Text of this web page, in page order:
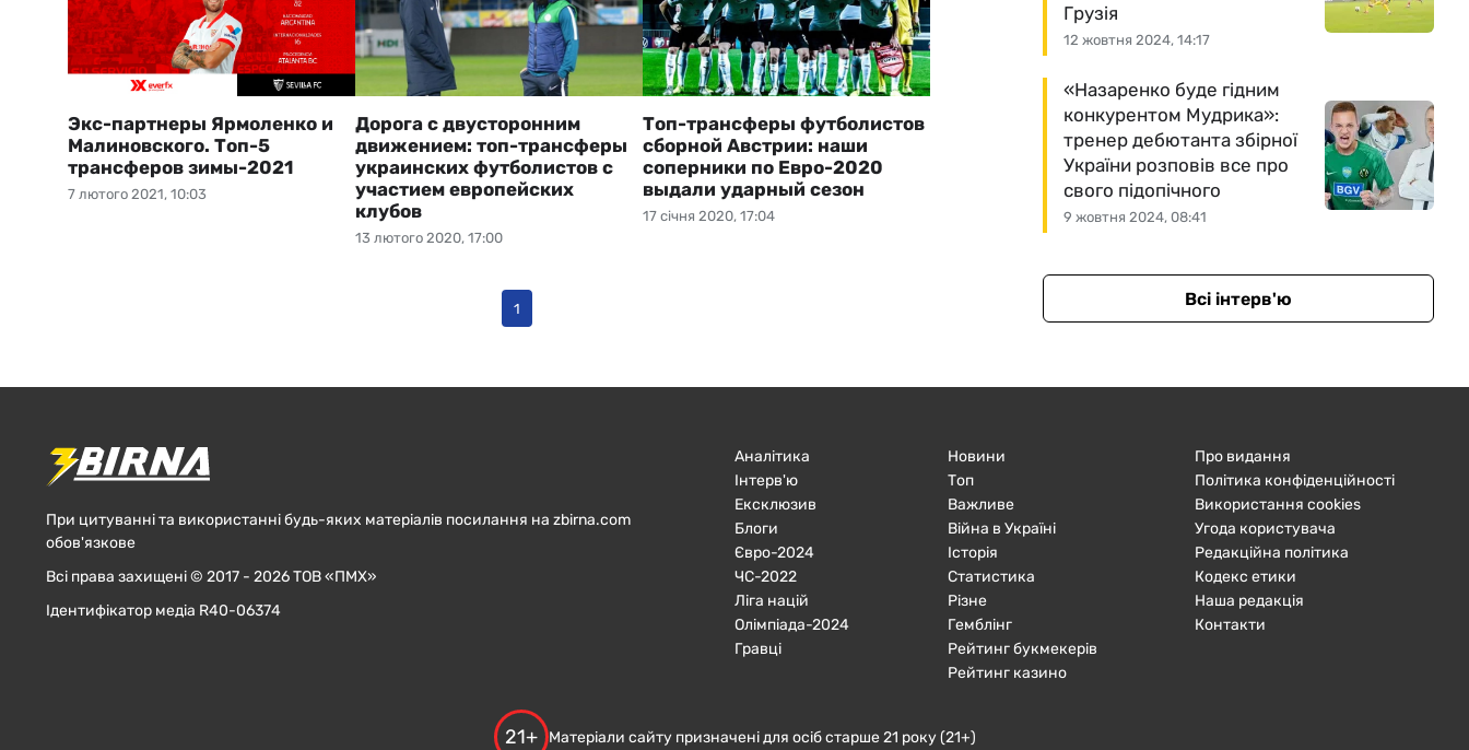
7 лютого 2021, 10:03
Экс-партнеры Ярмоленко и
Малиновского. Топ-5
трансферов зимы-2021
13 лютого 2020, 17:00
Дорога с двусторонним
движением: топ-трансферы
украинских футболистов с
участием европейских
клубов
17 січня 2020, 17:04
Топ-трансферы футболистов
сборной Австрии: наши
соперники по Евро-2020
выдали ударный сезон
1
12 жовтня 2024, 14:17
Грузія
9 жовтня 2024, 08:41
«Назаренко буде гідним
конкурентом Мудрика»:
тренер дебютанта збірної
України розповів все про
свого підопічного
Всі інтерв'ю
При цитуванні та використанні будь-яких матеріалів посилання на zbirna.com
обов'язкове
Всі права захищені © 2017 - 2026 ТОВ «ПМХ»
Ідентифікатор медіа R40-06374
Аналітика
Інтерв'ю
Ексклюзив
Блоги
Євро-2024
ЧC-2022
Ліга націй
Олімпіада-2024
Гравці
Новини
Топ
Важливе
Війна в Україні
Історія
Статистика
Різне
Гемблінг
Рейтинг букмекерів
Рейтинг казино
Про видання
Політика конфіденційності
Використання cookies
Угода користувача
Редакційна політика
Кодекс етики
Наша редакція
Контакти
21+ Матеріали сайту призначені для осіб старше 21 року (21+)